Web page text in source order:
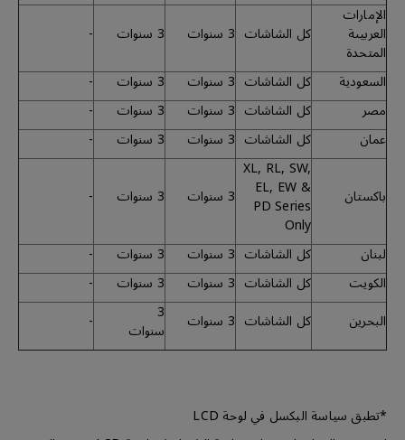
الإمارات
العربيىة
المتحدة
كل الشاشات 3 سنوات 3 سنوات
-
السعودية
كل الشاشات 3 سنوات 3 سنوات
-
مصر
كل الشاشات 3 سنوات 3 سنوات
-
عمان
كل الشاشات 3 سنوات 3 سنوات -
باكستان
XL, RL, SW,
EL, EW &
PD Series
Only
3 سنوات 3 سنوات -
لبنان كل الشاشات 3 سنوات 3 سنوات
-
الكويت
كل الشاشات 3 سنوات 3 سنوات
-
البحرين
كل الشاشات 3 سنوات سنوات -
*تطبق سياسة البكسل في لوحة LCD